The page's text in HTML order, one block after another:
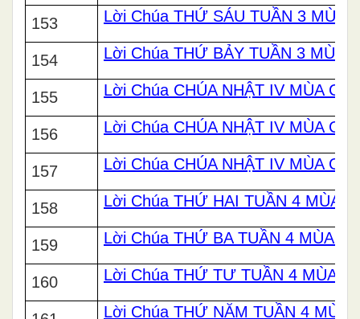
153 Lời Chúa THỨ SÁU TUẦN 3 MÙA
154 Lời Chúa THỨ BẢY TUẦN 3 MÙA
155 Lời Chúa CHÚA NHẬT IV MÙA
156 Lời Chúa CHÚA NHẬT IV MÙA
157 Lời Chúa CHÚA NHẬT IV MÙA
158 Lời Chúa THỨ HAI TUẦN 4 MÙA
159 Lời Chúa THỨ BA TUẦN 4 MÙA
160 Lời Chúa THỨ TƯ TUẦN 4 MÙA
Lời Chúa THỨ NĂM TUẦN 4 MÙA